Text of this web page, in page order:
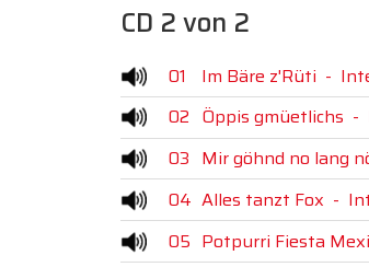
CD 2 von 2
01 Im Bäre z'Rüti -
02 Öppis gmüetlichs -
03 Mir göhnd no lang
04 Alles tanzt Fox -
05 Potpurri Fiesta